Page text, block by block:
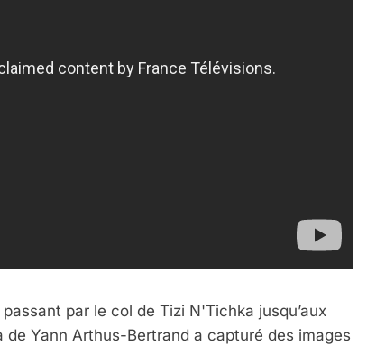
par le col de Tizi N'Tichka jusqu’aux
Yann Arthus-Bertrand a capturé des images